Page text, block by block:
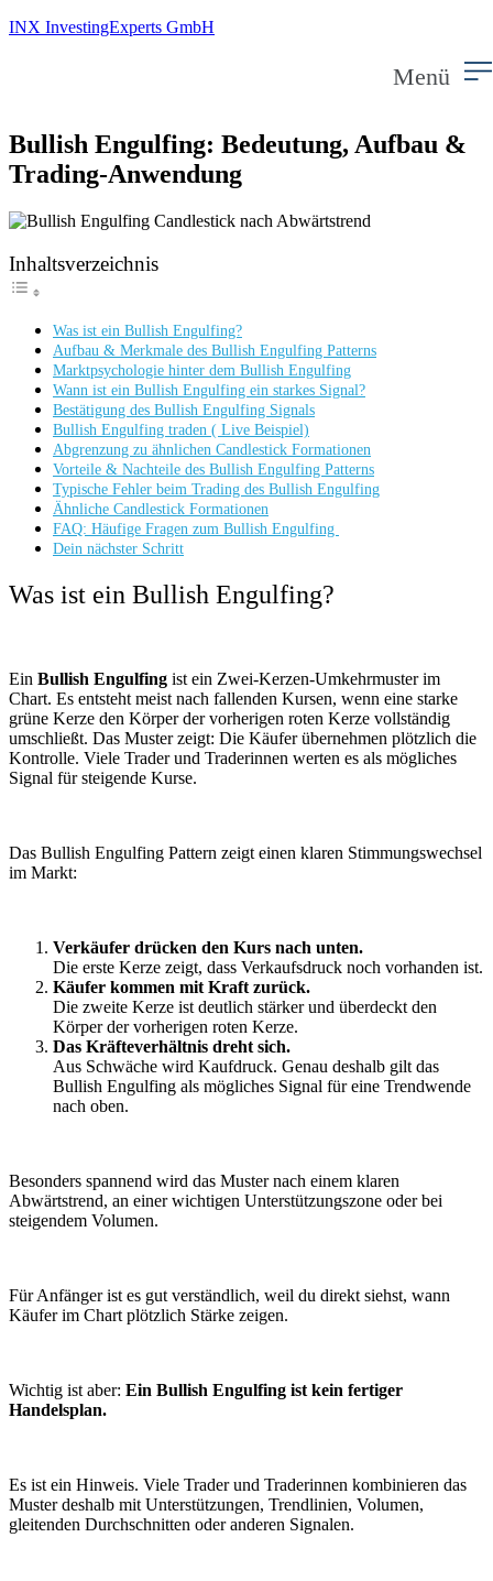
INX InvestingExperts GmbH
Menü
Bullish Engulfing: Bedeutung, Aufbau &
Trading-Anwendung
Inhaltsverzeichnis
Was ist ein Bullish Engulfing?
Aufbau & Merkmale des Bullish Engulfing Patterns
Marktpsychologie hinter dem Bullish Engulfing
Wann ist ein Bullish Engulfing ein starkes Signal?
Bestätigung des Bullish Engulfing Signals
Bullish Engulfing traden ( Live Beispiel)
Abgrenzung zu ähnlichen Candlestick Formationen
Vorteile & Nachteile des Bullish Engulfing Patterns
Typische Fehler beim Trading des Bullish Engulfing
Ähnliche Candlestick Formationen
FAQ: Häufige Fragen zum Bullish Engulfing
Dein nächster Schritt
Was ist ein Bullish Engulfing?
Ein Bullish Engulfing ist ein Zwei-Kerzen-Umkehrmuster im
Chart. Es entsteht meist nach fallenden Kursen, wenn eine starke
grüne Kerze den Körper der vorherigen roten Kerze vollständig
umschließt. Das Muster zeigt: Die Käufer übernehmen plötzlich die
Kontrolle. Viele Trader und Traderinnen werten es als mögliches
Signal für steigende Kurse.
Das Bullish Engulfing Pattern zeigt einen klaren Stimmungswechsel
im Markt:
Verkäufer drücken den Kurs nach unten.
Die erste Kerze zeigt, dass Verkaufsdruck noch vorhanden ist.
Käufer kommen mit Kraft zurück.
Die zweite Kerze ist deutlich stärker und überdeckt den
Körper der vorherigen roten Kerze.
Das Kräfteverhältnis dreht sich.
Aus Schwäche wird Kaufdruck. Genau deshalb gilt das
Bullish Engulfing als mögliches Signal für eine Trendwende
nach oben.
Besonders spannend wird das Muster nach einem klaren
Abwärtstrend, an einer wichtigen Unterstützungszone oder bei
steigendem Volumen.
Für Anfänger ist es gut verständlich, weil du direkt siehst, wann
Käufer im Chart plötzlich Stärke zeigen.
Wichtig ist aber: Ein Bullish Engulfing ist kein fertiger
Handelsplan.
Es ist ein Hinweis. Viele Trader und Traderinnen kombinieren das
Muster deshalb mit Unterstützungen, Trendlinien, Volumen,
gleitenden Durchschnitten oder anderen Signalen.